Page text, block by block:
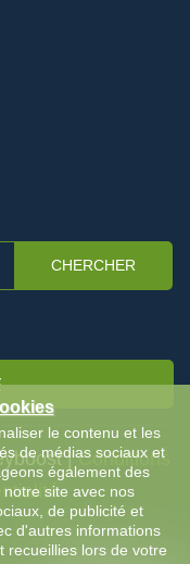
CHERCHER
|Conditions
le contenu et les
de médias sociaux et
également des
site avec nos
de publicité et
d'autres informations
recueillies lors de votre